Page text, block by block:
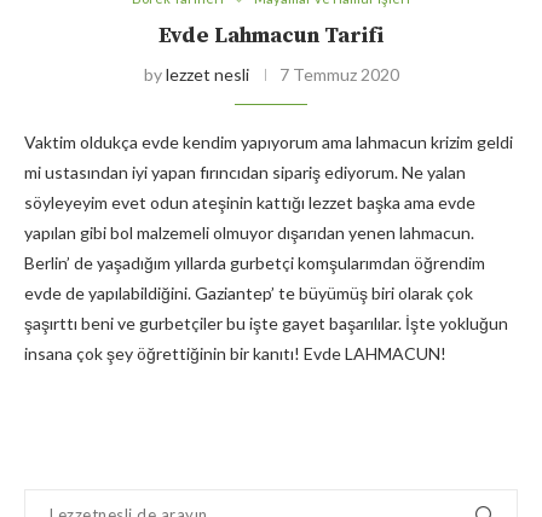
Evde Lahmacun Tarifi
bylezzet nesli 7 Temmuz 2020
Vaktim oldukça evde kendim yapıyorum ama lahmacun krizim geldi
mi ustasından iyi yapan fırıncıdan sipariş ediyorum. Ne yalan
söyleyeyim evet odun ateşinin kattığı lezzet başka ama evde
yapılan gibi bol malzemeli olmuyor dışarıdan yenen lahmacun.
Berlin’ de yaşadığım yıllarda gurbetçi komşularımdan öğrendim
evde de yapılabildiğini. Gaziantep’ te büyümüş biri olarak çok
şaşırttı beni ve gurbetçiler bu işte gayet başarılılar. İşte yokluğun
insana çok şey öğrettiğinin bir kanıtı! Evde LAHMACUN!